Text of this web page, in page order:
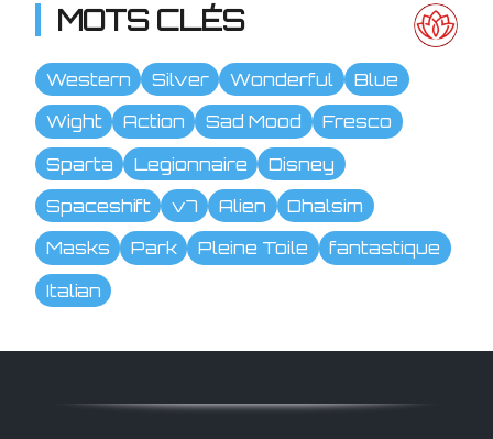
MOTS CLÉS
Western Silver Wonderful
Blue
Wight
Action Sad Mood
Fresco
Sparta
Legionnaire
Disney
Spaceshift
v7 Alien
Dhalsim
Masks
Park Pleine Toile
fantastique
Italian